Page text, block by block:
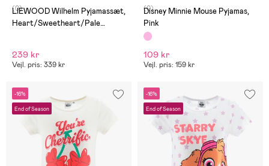
(0)
LIEWOOD Wilhelm Pyjamassæt,
Heart/Sweetheart/Pale
239 kr
Vejl. pris: 339 kr
(0)
Disney Minnie Mouse Pyjamas,
Pink
109 kr
Vejl. pris: 159 kr
-16%
End of Season
-16%
End of Season